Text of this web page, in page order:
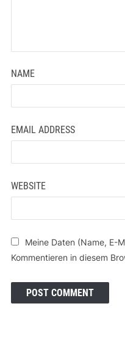
NAME
EMAIL ADDRESS
WEBSITE
Meine Daten (Name, E-
Kommentieren in diesem